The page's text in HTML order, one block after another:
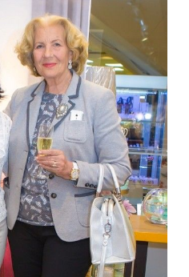
mus: